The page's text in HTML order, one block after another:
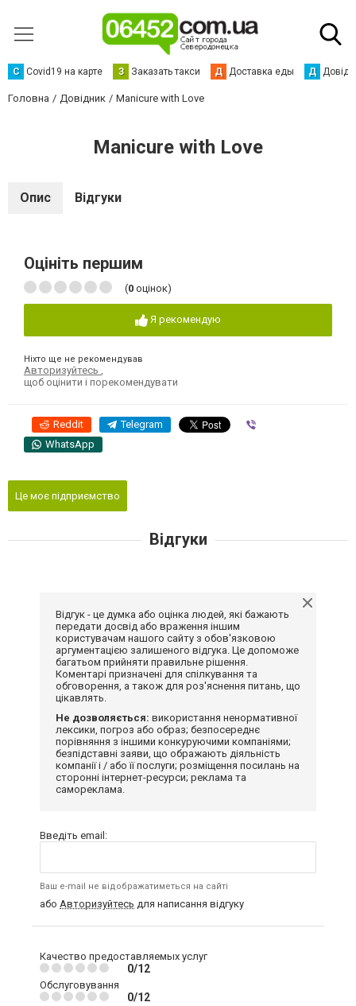
С Сovid19 на карте З Заказать такси Д Доставка еды Д
Головна Довідник Manicure with Love
Manicure with Love
Опис Відгуки
Оцініть першим
(0 оцінок)
Я рекомендую
Ніхто ще не рекомендував
Авторизуйтесь
щоб оцінити і порекомендувати
Reddit Telegram
WhatsApp
Це моє підприємство
Відгуки
Відгук - це думка або оцінка людей, які бажають
передати досвід або враження іншим
користувачам нашого сайту з обов'язковою
аргументацією залишеного відгука. Це допоможе
багатьом прийняти правильне рішення.
Коментарі призначені для спілкування та
обговорення, а також для роз'яснення питань, що
цікавлять.
Не дозволяється: використання ненормативної
лексики, погроз або образ; безпосереднє
порівняння з іншими конкуруючими компаніями;
безпідставні заяви, що ображають діяльність
компанії і / або її послуги; розміщення посилань на
сторонні інтернет-ресурси; реклама та
самореклама.
Введіть email:
Ваш e-mail не відображатиметься на сайті
або Авторизуйтесь для написання відгуку
Качество предоставляемых услуг
0/12
Обслуговування
0/12